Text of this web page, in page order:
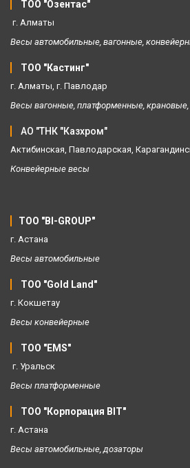
ТОО "Озентас"
г. Алматы
Весы автомобильные, вагонные,
ТОО "Кастинг"
г. Алматы, г. Павлодар
Весы вагонные, платформенные,
АО "ТНК "Казхром"
Актибинская, Павлодарская,
Конвейерные весы
ТОО "BI-GROUP"
г. Астана
Весы автомобильные
ТОО "Gold Land"
г. Кокшетау
Весы конвейерные
ТОО "EMS"
г. Уральск
Весы платформенные
ТОО "Корпорация BIT"
г. Астана
Весы автомобильные, дозаторы